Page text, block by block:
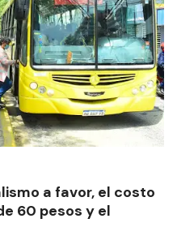
a favor, el costo
60 pesos y el